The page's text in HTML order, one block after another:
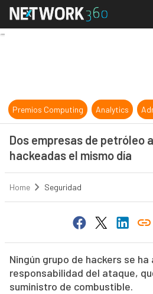
Dos
Premios Computing Analytics
Dos empresas de petróleo
hackeadas el mismo día
Home Seguridad
Ningún grupo de hackers se
responsabilidad del ataque,
suministro de combustible.